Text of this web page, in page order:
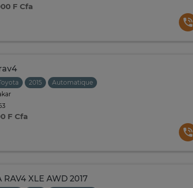
F Cfa
2015
Automatique
F Cfa
RAV4 XLE AWD 2017